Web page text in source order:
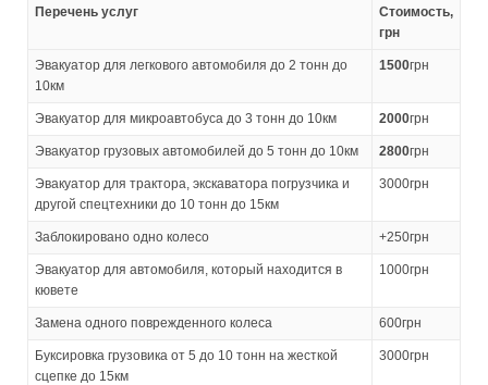
Перечень услуг
Стоимость,
грн
Эвакуатор для легкового автомобиля до 2 тонн до
10км
1500грн
Эвакуатор для микроавтобуса до 3 тонн до 10км 2000грн
Эвакуатор грузовых автомобилей до 5 тонн до 10км 2800грн
Эвакуатор для трактора, экскаватора погрузчика и
другой спецтехники до 10 тонн до 15км
3000грн
Заблокировано одно колесо +250грн
Эвакуатор для автомобиля, который находится в
кювете
1000грн
Замена одного поврежденного колеса 600грн
Буксировка грузовика от 5 до 10 тонн на жесткой
сцепке до 15км
3000грн